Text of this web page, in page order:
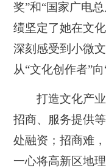
奖”和“国家广电
绩坚定了她在文
深刻感受到小微
从“文化创作者”
打造文化产业
招商、服务提供
处融资；招商难
一心将高新区地